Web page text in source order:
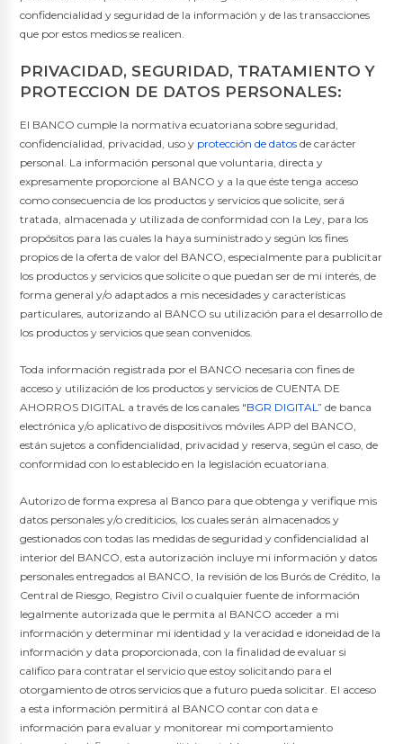
confidencialidad y seguridad de la información y de las transacciones
que por estos medios se realicen.
PRIVACIDAD, SEGURIDAD, TRATAMIENTO Y
PROTECCION DE DATOS PERSONALES:
El BANCO cumple la normativa ecuatoriana sobre seguridad,
confidencialidad, privacidad, uso y protección de datos de carácter
personal. La información personal que voluntaria, directa y
expresamente proporcione al BANCO y a la que éste tenga acceso
como consecuencia de los productos y servicios que solicite, será
tratada, almacenada y utilizada de conformidad con la Ley, para los
propósitos para las cuales la haya suministrado y según los fines
propios de la oferta de valor del BANCO, especialmente para publicitar
los productos y servicios que solicite o que puedan ser de mi interés, de
forma general y/o adaptados a mis necesidades y características
particulares, autorizando al BANCO su utilización para el desarrollo de
los productos y servicios que sean convenidos.
Toda información registrada por el BANCO necesaria con fines de
acceso y utilización de los productos y servicios de CUENTA DE
AHORROS DIGITAL a través de los canales "BGR DIGITAL” de banca
electrónica y/o aplicativo de dispositivos móviles APP del BANCO,
están sujetos a confidencialidad, privacidad y reserva, según el caso, de
conformidad con lo establecido en la legislación ecuatoriana.
Autorizo de forma expresa al Banco para que obtenga y verifique mis
datos personales y/o crediticios, los cuales serán almacenados y
gestionados con todas las medidas de seguridad y confidencialidad al
interior del BANCO, esta autorización incluye mi información y datos
personales entregados al BANCO, la revisión de los Burós de Crédito, la
Central de Riesgo, Registro Civil o cualquier fuente de información
legalmente autorizada que le permita al BANCO acceder a mi
información y determinar mi identidad y la veracidad e idoneidad de la
información y data proporcionada, con la finalidad de evaluar si
califico para contratar el servicio que estoy solicitando para el
otorgamiento de otros servicios que a futuro pueda solicitar. El acceso
a esta información permitirá al BANCO contar con data e
información para evaluar y monitorear mi comportamiento